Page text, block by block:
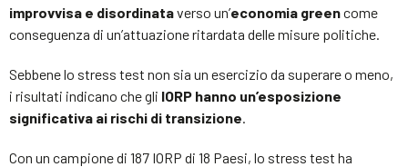
improvvisa e disordinataverso un’economia greencome
conseguenza di un’attuazione ritardata delle misure politiche.
Sebbene lo stress test non sia un esercizio da superare o meno,
i risultati indicano che gli IORP hanno un’esposizione
significativa ai rischi di transizione.
Con un campione di 187 IORP di 18 Paesi, lo stress test ha